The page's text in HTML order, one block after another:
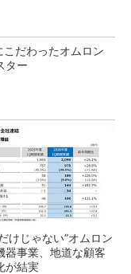
だわったオムロン
ター
けじゃない”オムロン
器事業、地道な顧客
が結実